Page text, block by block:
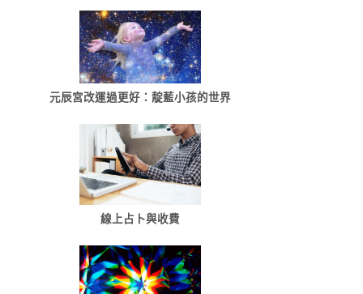
元辰宮改運過更好：靛藍小孩的世界
線上占卜與收費